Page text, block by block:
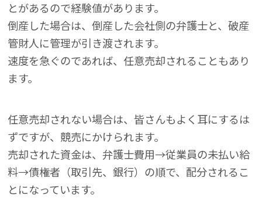
とがあるので経験値があります。
倒産した場合は、倒産した会社側の弁護士と、破産
管財人に管理が引き渡されます。
速度を急ぐのであれば、任意売却されることもあり
ます。
任意売却されない場合は、皆さんもよく耳にするは
ずですが、競売にかけられます。
売却された資金は、弁護士費用→従業員の未払い給
料→債権者（取引先、銀行）の順で、配分されるこ
とになっています。